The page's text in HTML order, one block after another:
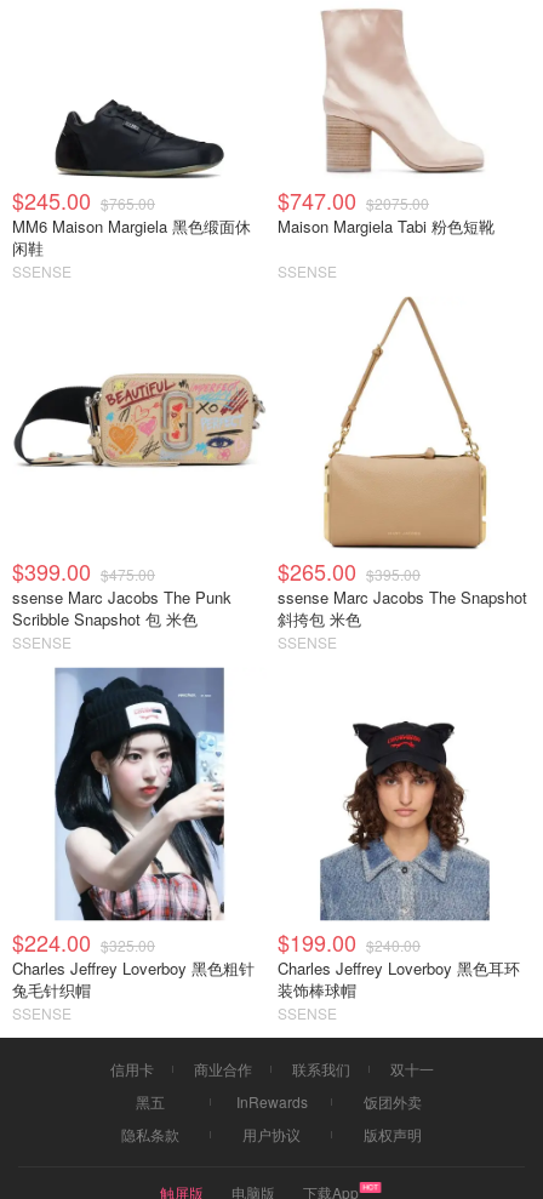
$245.00 $765.00
MM6 Maison Margiela 黑色缎面休
闲鞋
SSENSE
$747.00 $2075.00
Maison Margiela Tabi 粉色短靴
SSENSE
$399.00 $475.00
ssense Marc Jacobs The Punk
Scribble Snapshot 包 米色
SSENSE
$265.00 $395.00
ssense Marc Jacobs The Snapshot
斜挎包 米色
SSENSE
$224.00 $325.00
Charles Jeffrey Loverboy 黑色粗针
兔毛针织帽
SSENSE
$199.00 $240.00
Charles Jeffrey Loverboy 黑色耳环
装饰棒球帽
SSENSE
信用卡 商业合作 联系我们
双十一
黑五
InRewards
饭团外卖
隐私条款
用户协议 版权声明
触屏版 电脑版 下载App